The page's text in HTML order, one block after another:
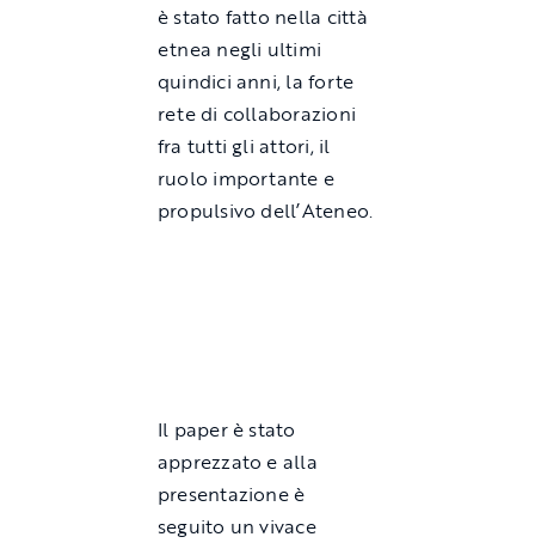
è stato fatto nella città
etnea negli ultimi
quindici anni, la forte
rete di collaborazioni
fra tutti gli attori, il
ruolo importante e
propulsivo dell’Ateneo.
Il paper è stato
apprezzato e alla
presentazione è
seguito un vivace